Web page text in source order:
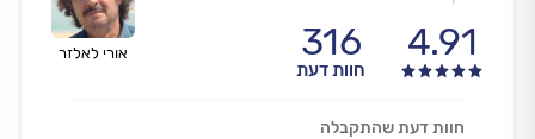
אורי לאלזר 4.91
316
חוות דעת
חוות דעת שהתקבלה